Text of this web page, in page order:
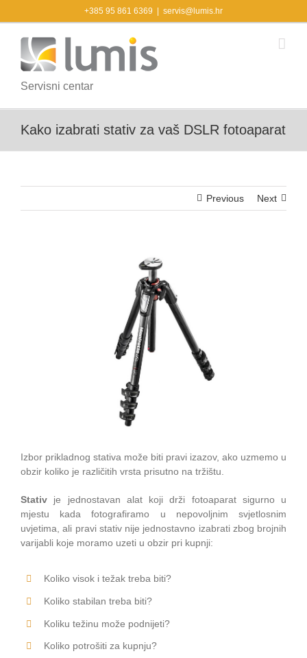
to
content
+385 95 861 6369 servis@lumis.hr
Servisni centar
Kako izabrati stativ za vaš DSLR fotoaparat
Previous Next
Izbor prikladnog stativa može biti pravi izazov, ako uzmemo u
obzir koliko je različitih vrsta prisutno na tržištu.
Stativ je jednostavan alat koji drži fotoaparat sigurno u
mjestu kada fotografiramo u nepovoljnim svjetlosnim
uvjetima, ali pravi stativ nije jednostavno izabrati zbog brojnih
varijabli koje moramo uzeti u obzir pri kupnji:
Koliko visok i težak treba biti?
Koliko stabilan treba biti?
Koliku težinu može podnijeti?
Koliko potrošiti za kupnju?